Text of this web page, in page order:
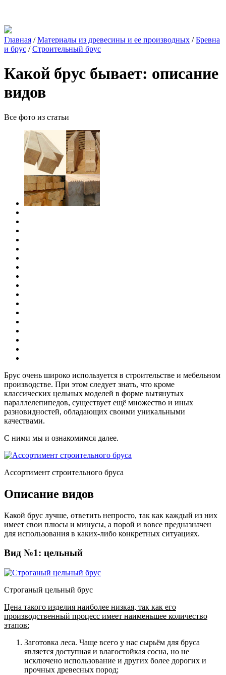
Главная /Материалы из древесины и ее производных /Бревна
и брус /Строительный брус
Какой брус бывает: описание
видов
Все фото из статьи
Брус очень широко используется в строительстве и мебельном
производстве. При этом следует знать, что кроме
классических цельных моделей в форме вытянутых
параллелепипедов, существует ещё множество и иных
разновидностей, обладающих своими уникальными
качествами.
С ними мы и ознакомимся далее.
Ассортимент строительного бруса
Описание видов
Какой брус лучше, ответить непросто, так как каждый из них
имеет свои плюсы и минусы, а порой и вовсе предназначен
для использования в каких-либо конкретных ситуациях.
Вид №1: цельный
Строганый цельный брус
Цена такого изделия наиболее низкая, так как его
производственный процесс имеет наименьшее количество
этапов:
Заготовка леса. Чаще всего у нас сырьём для бруса
является доступная и влагостойкая сосна, но не
исключено использование и других более дорогих и
прочных древесных пород;